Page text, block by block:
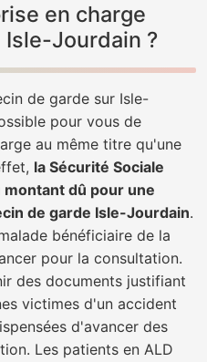
en charge
Isle-Jourdain ?
de garde sur Isle-
pour vous de
au même titre qu'une
la Sécurité Sociale
dû pour une
de garde Isle-Jourdain.
bénéficiaire de la
pour la consultation.
des documents justifiant
victimes d'un accident
d'avancer des
Les patients en ALD